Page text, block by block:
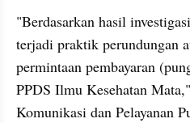
"Berdasarkan hasil
terjadi praktik perundungan
permintaan pembayaran
PPDS Ilmu Kesehatan
Komunikasi dan Pelayanan